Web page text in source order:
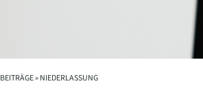
BEITRÄGE» NIEDERLASSUNG